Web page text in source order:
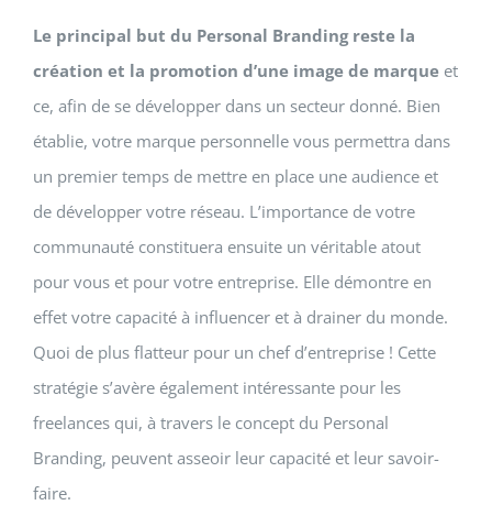
Le principal but du Personal Branding reste la
création et la promotion d’une image de marque et
ce, afin de se développer dans un secteur donné. Bien
établie, votre marque personnelle vous permettra dans
un premier temps de mettre en place une audience et
de développer votre réseau. L’importance de votre
communauté constituera ensuite un véritable atout
pour vous et pour votre entreprise. Elle démontre en
effet votre capacité à influencer et à drainer du monde.
Quoi de plus flatteur pour un chef d’entreprise ! Cette
stratégie s’avère également intéressante pour les
freelances qui, à travers le concept du Personal
Branding, peuvent asseoir leur capacité et leur savoir-
faire.